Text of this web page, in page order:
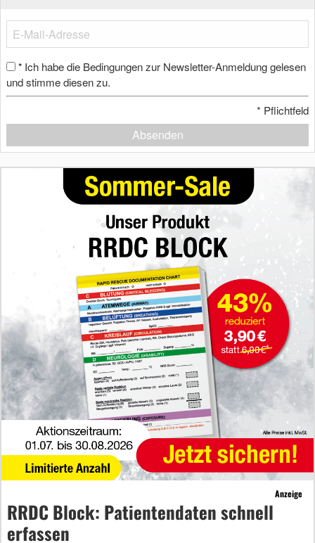
* Ich habe die Bedingungen zur Newsletter-Anmeldung gelesen
und stimme diesen zu.
* Pflichtfeld
Absenden
Anzeige
RRDC Block: Patientendaten schnell
erfassen